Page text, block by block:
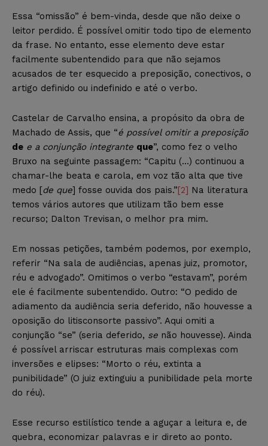
Essa “omissão” é bem-vinda, desde que não deixe o
leitor perdido. É possível omitir todo tipo de elemento
da frase. No entanto, esse elemento deve estar
facilmente subentendido para que não sejamos
acusados de ter esquecido a preposição, conectivos, o
artigo definido ou indefinido e até o verbo.
Castelar de Carvalho ensina, a propósito da obra de
Machado de Assis, que “é possível omitir a preposição
de e a conjunção integrante que”, como fez o velho
Bruxo na seguinte passagem: “Capitu (…) continuou a
chamar-lhe beata e carola, em voz tão alta que tive
medo [de que] fosse ouvida dos pais.”[2] Na literatura
temos vários autores que utilizam tão bem esse
recurso; Dalton Trevisan, o melhor pra mim.
Em nossas petições, também podemos, por exemplo,
referir “Na sala de audiências, apenas juiz, promotor,
réu e advogado”. Omitimos o verbo “estavam”, porém
ele é facilmente subentendido. Outro: “O pedido de
adiamento da audiência seria deferido, não houvesse a
oposição do litisconsorte passivo”. Aqui omiti a
conjunção “se” (seria deferido, se não houvesse). Ainda
é possível arriscar estruturas mais complexas com
inversões e elipses: “Morto o réu, extinta a
punibilidade” (O juiz extinguiu a punibilidade pela morte
do réu).
Esse recurso estilístico tende a aguçar a leitura e, de
quebra, economizar palavras e ir direto ao ponto.